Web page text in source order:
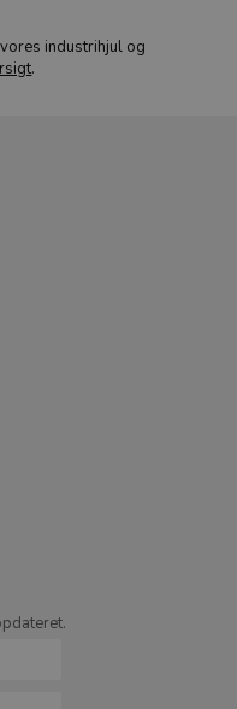
industrihjul og
.